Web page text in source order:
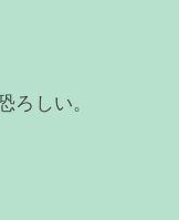
ろしい。